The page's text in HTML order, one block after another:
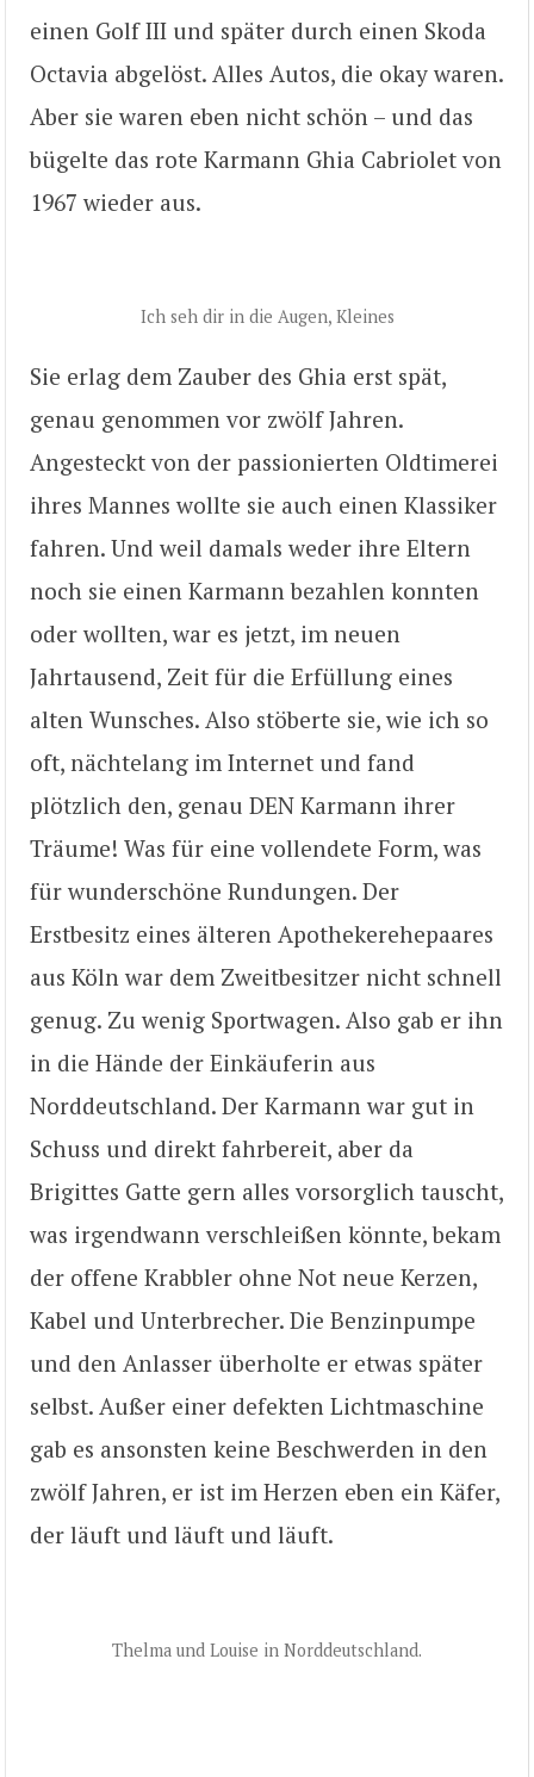
einen Golf III und später durch einen Skoda
Octavia abgelöst. Alles Autos, die okay waren.
Aber sie waren eben nicht schön – und das
bügelte das rote Karmann Ghia Cabriolet von
1967 wieder aus.
Ich seh dir in die Augen, Kleines
Sie erlag dem Zauber des Ghia erst spät,
genau genommen vor zwölf Jahren.
Angesteckt von der passionierten Oldtimerei
ihres Mannes wollte sie auch einen Klassiker
fahren. Und weil damals weder ihre Eltern
noch sie einen Karmann bezahlen konnten
oder wollten, war es jetzt, im neuen
Jahrtausend, Zeit für die Erfüllung eines
alten Wunsches. Also stöberte sie, wie ich so
oft, nächtelang im Internet und fand
plötzlich den, genau DEN Karmann ihrer
Träume! Was für eine vollendete Form, was
für wunderschöne Rundungen. Der
Erstbesitz eines älteren Apothekerehepaares
aus Köln war dem Zweitbesitzer nicht schnell
genug. Zu wenig Sportwagen. Also gab er ihn
in die Hände der Einkäuferin aus
Norddeutschland. Der Karmann war gut in
Schuss und direkt fahrbereit, aber da
Brigittes Gatte gern alles vorsorglich tauscht,
was irgendwann verschleißen könnte, bekam
der offene Krabbler ohne Not neue Kerzen,
Kabel und Unterbrecher. Die Benzinpumpe
und den Anlasser überholte er etwas später
selbst. Außer einer defekten Lichtmaschine
gab es ansonsten keine Beschwerden in den
zwölf Jahren, er ist im Herzen eben ein Käfer,
der läuft und läuft und läuft.
Thelma und Louise in Norddeutschland.